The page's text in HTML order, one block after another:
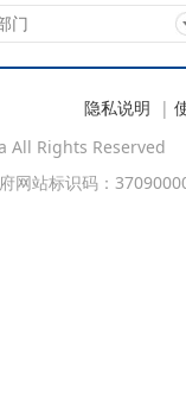
门
隐私说明 |
All Rights Reserved
网站标识码：